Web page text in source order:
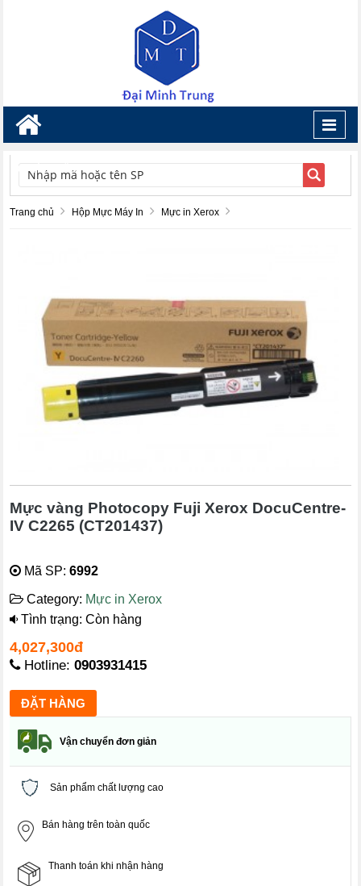
TÌM KIẾM
Trang chủ Hộp Mực Máy In Mực in Xerox
Mực vàng Photocopy Fuji Xerox DocuCentre-
IV C2265 (CT201437)
Mã SP:6992
Category: Mực in Xerox
Tình trạng: Còn hàng
4,027,300đ
Hotline:0903931415
Vận chuyển đơn giản
Sản phẩm chất lượng cao
Bán hàng trên toàn quốc
Thanh toán khi nhận hàng